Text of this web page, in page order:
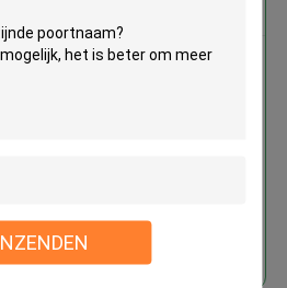
prijs voor
300V LED TV-
Universele